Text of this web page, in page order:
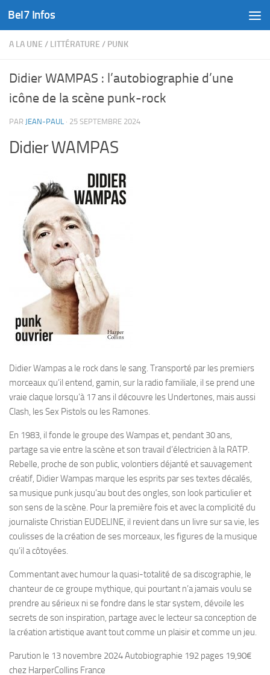
Skip to content
Bel7 Infos
A LA UNE / LITTÉRATURE / PUNK
Didier WAMPAS : l’autobiographie d’une
icône de la scène punk-rock
PAR JEAN-PAUL · 25 SEPTEMBRE 2024
Didier WAMPAS
Didier Wampas a le rock dans le sang. Transporté par les premiers
morceaux qu’il entend, gamin, sur la radio familiale, il se prend une
vraie claque lorsqu’à 17 ans il découvre les Undertones, mais aussi
Clash, les Sex Pistols ou les Ramones.
En 1983, il fonde le groupe des Wampas et, pendant 30 ans,
partage sa vie entre la scène et son travail d’électricien à la RATP.
Rebelle, proche de son public, volontiers déjanté et sauvagement
créatif, Didier Wampas marque les esprits par ses textes décalés,
sa musique punk jusqu’au bout des ongles, son look particulier et
son sens de la scène. Pour la première fois et avec la complicité du
journaliste Christian EUDELINE, il revient dans un livre sur sa vie, les
coulisses de la création de ses morceaux, les figures de la musique
qu’il a côtoyées.
Commentant avec humour la quasi-totalité de sa discographie, le
chanteur de ce groupe mythique, qui pourtant n’a jamais voulu se
prendre au sérieux ni se fondre dans le star system, dévoile les
secrets de son inspiration, partage avec le lecteur sa conception de
la création artistique avant tout comme un plaisir et comme un jeu.
Parution le 13 novembre 2024 Autobiographie 192 pages 19,90€
chez HarperCollins France